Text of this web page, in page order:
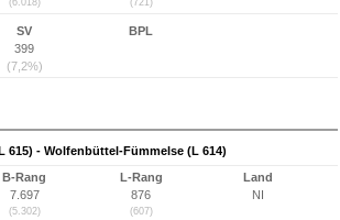
(6.018) (721)
SV
399
(7,2%)
BPL
615) - Wolfenbüttel-Fümmelse (L 614)
B-Rang
7.697
(5.302)
L-Rang
876
(607)
Land
NI